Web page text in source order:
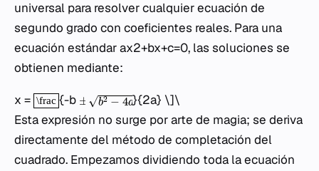
universal para resolver cualquier ecuación de
segundo grado con coeficientes reales. Para una
ecuación estándar ax2+bx+c=0, las soluciones se
obtienen mediante:
x = {-b
}{2a} \]\
Esta expresión no surge por arte de magia; se deriva
directamente del método de completación del
cuadrado. Empezamos dividiendo toda la ecuación